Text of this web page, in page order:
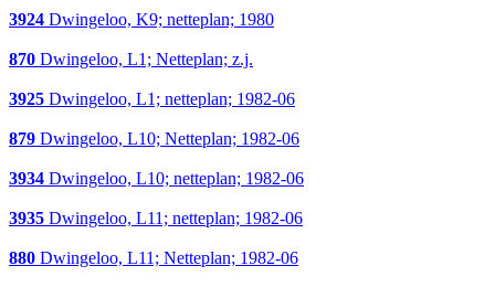
3924 Dwingeloo, K9; netteplan; 1980
870 Dwingeloo, L1; Netteplan; z.j.
3925 Dwingeloo, L1; netteplan; 1982-06
879 Dwingeloo, L10; Netteplan; 1982-06
3934 Dwingeloo, L10; netteplan; 1982-06
3935 Dwingeloo, L11; netteplan; 1982-06
880 Dwingeloo, L11; Netteplan; 1982-06